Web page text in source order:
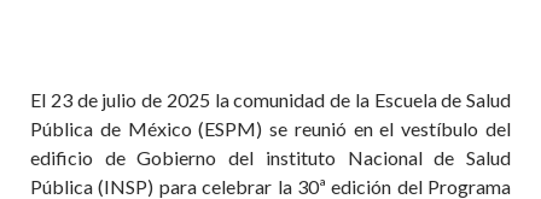
El 23 de julio de 2025 la comunidad de la Escuela de Salud
Pública de México (ESPM) se reunió en el vestíbulo del
edificio de Gobierno del instituto Nacional de Salud
Pública (INSP) para celebrar la 30ª edición del Programa